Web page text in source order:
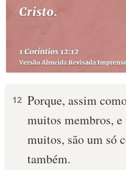
12 Porque, assim
muitos membros, e
muitos, são um só
também.